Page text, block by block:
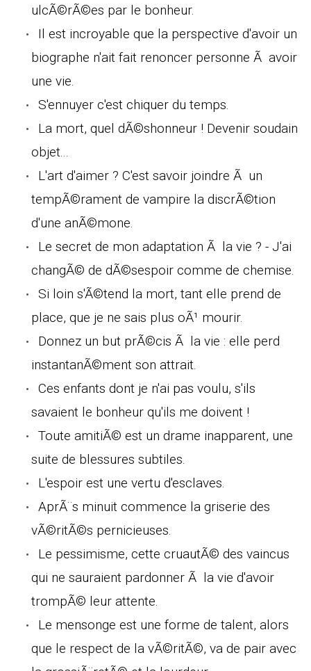
ulcÃ©rÃ©es par le bonheur.
Il est incroyable que la perspective d'avoir un
biographe n'ait fait renoncer personne Ã avoir
une vie.
S'ennuyer c'est chiquer du temps.
La mort, quel dÃ©shonneur ! Devenir soudain
objet...
L'art d'aimer ? C'est savoir joindre Ã un
tempÃ©rament de vampire la discrÃ©tion
d'une anÃ©mone.
Le secret de mon adaptation Ã la vie ? - J'ai
changÃ© de dÃ©sespoir comme de chemise.
Si loin s'Ã©tend la mort, tant elle prend de
place, que je ne sais plus oÃ¹ mourir.
Donnez un but prÃ©cis Ã la vie : elle perd
instantanÃ©ment son attrait.
Ces enfants dont je n'ai pas voulu, s'ils
savaient le bonheur qu'ils me doivent !
Toute amitiÃ© est un drame inapparent, une
suite de blessures subtiles.
L'espoir est une vertu d'esclaves.
AprÃ¨s minuit commence la griserie des
vÃ©ritÃ©s pernicieuses.
Le pessimisme, cette cruautÃ© des vaincus
qui ne sauraient pardonner Ã la vie d'avoir
trompÃ© leur attente.
Le mensonge est une forme de talent, alors
que le respect de la vÃ©ritÃ©, va de pair avec